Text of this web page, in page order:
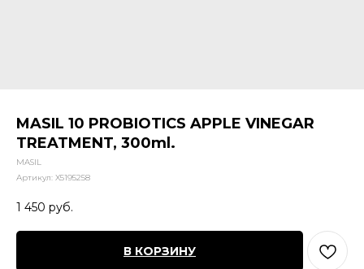
MASIL 10 PROBIOTICS APPLE VINEGAR
TREATMENT, 300ml.
MASIL
Артикул: X5195258
1 450 руб.
В КОРЗИНУ